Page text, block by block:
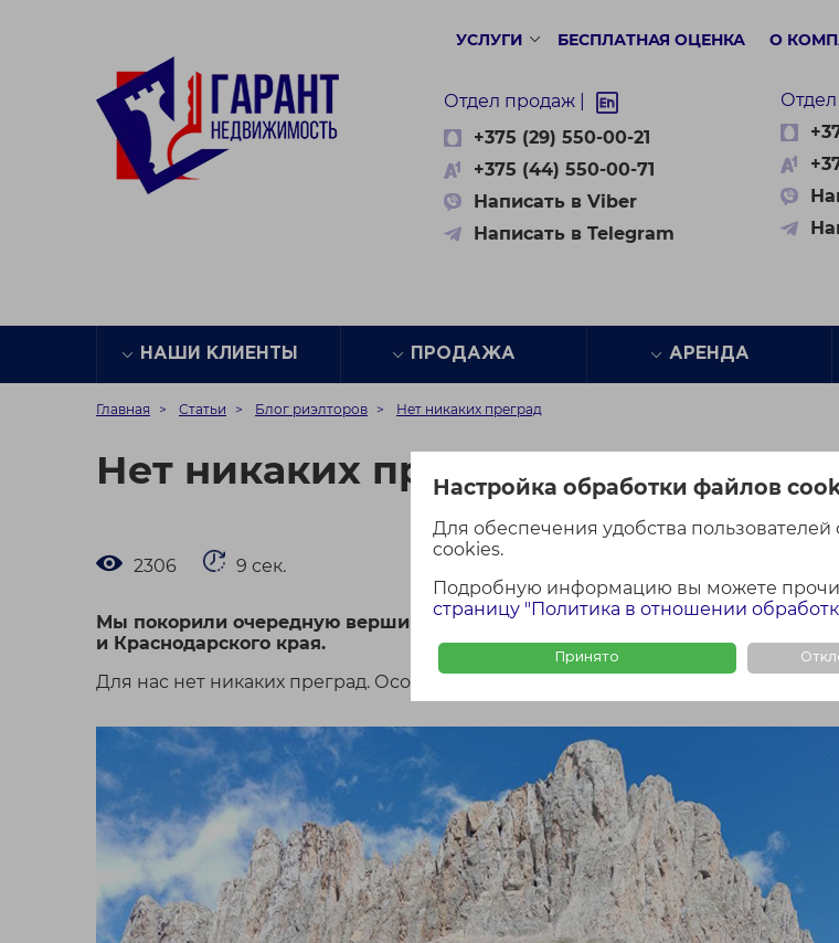
Настройка обработки файлов
Для обеспечения удобства пользователей
cookies.
Подробную информацию вы можете
страницу "Политика в отношении
Принято
УСЛУГИ БЕСПЛАТНАЯ ОЦЕНКА О
Отдел продаж |
+375 (29) 550-00-21
+375 (44) 550-00-71
Написать в Viber
Написать в Telegram
НАШИ КЛИЕНТЫ ПРОДАЖА АРЕНДА
Главная Статьи Блог риэлторов Нет никаких преград
Нет никаких преград
2306 9 сек.
Мы покорили очередную вершину - Большой и Малый Тхач,
и Краснодарского края.
Для нас нет никаких преград. Особенно, в решении жилищных вопросов